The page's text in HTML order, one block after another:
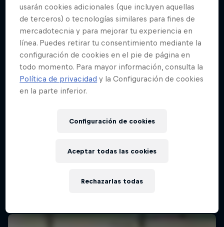
usarán cookies adicionales (que incluyen aquellas
de terceros) o tecnologías similares para fines de
mercadotecnia y para mejorar tu experiencia en
línea. Puedes retirar tu consentimiento mediante la
configuración de cookies en el pie de página en
todo momento. Para mayor información, consulta la
Política de privacidad y la Configuración de cookies
en la parte inferior.
Configuración de cookies
Rechazarlas todas
Aceptar todas las cookies